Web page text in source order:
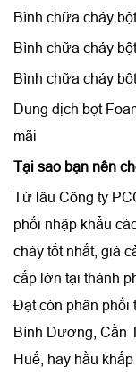
Bình chữa cháy
Bình chữa cháy
Bình chữa cháy
Dung dịch bọt
mãi
Tại sao bạn nên
Từ lâu Công ty
phối nhập khẩu
cháy tốt nhất, giá
cấp lớn tại thành
Đạt còn phân phối
Bình Dương, Cần
Huế, hay hầu